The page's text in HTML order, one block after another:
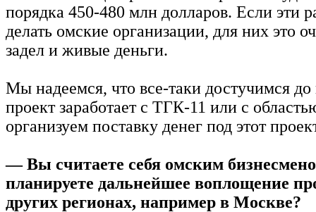
порядка 450-480 млн долларов. Если эти
делать омские организации, для них это
задел и живые деньги.
Мы надеемся, что все-таки достучимся до
проект заработает с ТГК-11 или с
организуем поставку денег под этот
— Вы считаете себя омским
планируете дальнейшее воплощение
других регионах, например в Москве?